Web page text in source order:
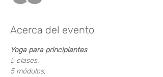
Acerca del evento
Yoga para principiantes
5 clases,
5 módulos,